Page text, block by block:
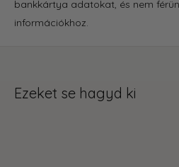
bankkártya adatokat, és nem
információkhoz.
Ezeket se hagyd ki